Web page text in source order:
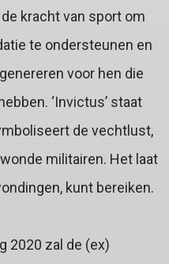
kracht van sport om
te ondersteunen en
voor hen die
‘Invictus’ staat
de vechtlust,
militairen. Het laat
kunt bereiken.
2020 zal de (ex)